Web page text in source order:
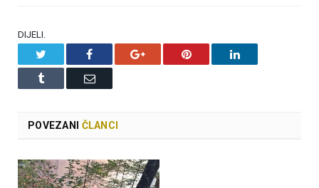
DIJELI.
Facebook Google+ Pinterest LinkedIn
Tumblr Email
POVEZANI ČLANCI